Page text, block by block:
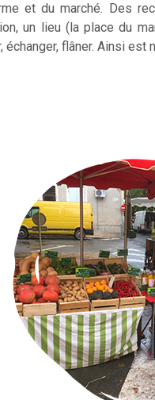
et du marché. Des
un lieu (la place du
échanger, flâner. Ainsi est